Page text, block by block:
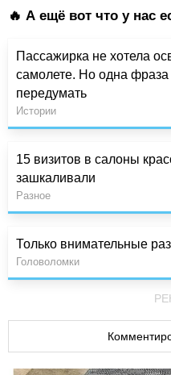
🔥 А ещё вот что у нас
Пассажирка не хотела
самолете. Но одна фраза
передумать
Истории
15 визитов в салоны
зашкаливали
Разное
Только внимательные
Головоломки